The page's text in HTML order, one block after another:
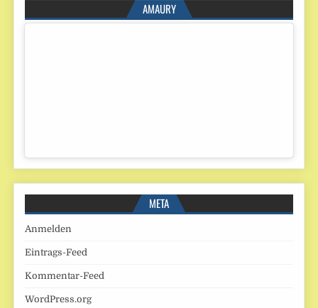
AMAURY
META
Anmelden
Eintrags-Feed
Kommentar-Feed
WordPress.org